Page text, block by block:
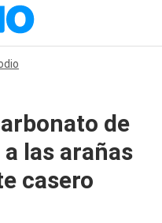
de
las arañas
casero